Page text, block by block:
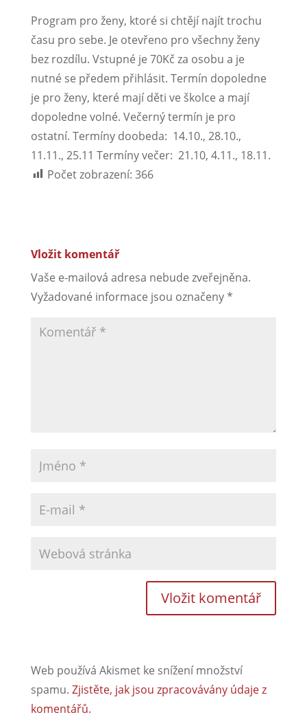
Program pro ženy, ktoré si chtějí najít trochu
času pro sebe. Je otevřeno pro všechny ženy
bez rozdílu. Vstupné je 70Kč za osobu a je
nutné se předem přihlásit. Termín dopoledne
je pro ženy, které mají děti ve školce a mají
dopoledne volné. Večerný termín je pro
ostatní. Termíny doobeda: 14.10., 28.10.,
11.11., 25.11 Termíny večer: 21.10, 4.11., 18.11.
Počet zobrazení: 366
Vložit komentář
Vaše e-mailová adresa nebude zveřejněna.
Vyžadované informace jsou označeny*
Web používá Akismet ke snížení množství
spamu. Zjistěte, jak jsou zpracovávány údaje z
komentářů.